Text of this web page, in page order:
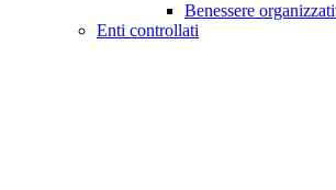
Benessere
Enti controllati